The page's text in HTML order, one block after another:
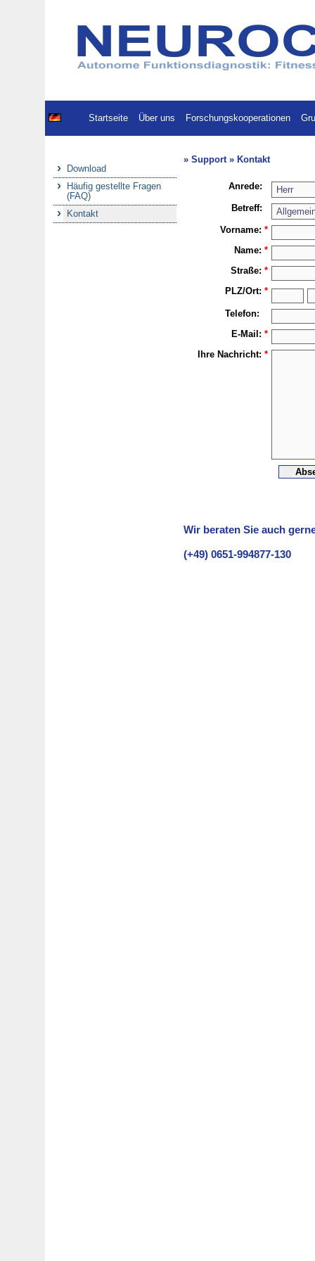
Startseite Über uns Forschungskooperationen
Download
Häufig gestellte Fragen
(FAQ)
Kontakt
» Support » Kontakt
Anrede:
Betreff:
Vorname: *
Name: *
Straße: *
PLZ/Ort: *
Telefon:
E-Mail: *
Ihre Nachricht: *
Wir beraten Sie auch
(+49) 0651-994877-130